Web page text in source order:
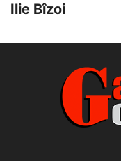
Ilie Bîzoi